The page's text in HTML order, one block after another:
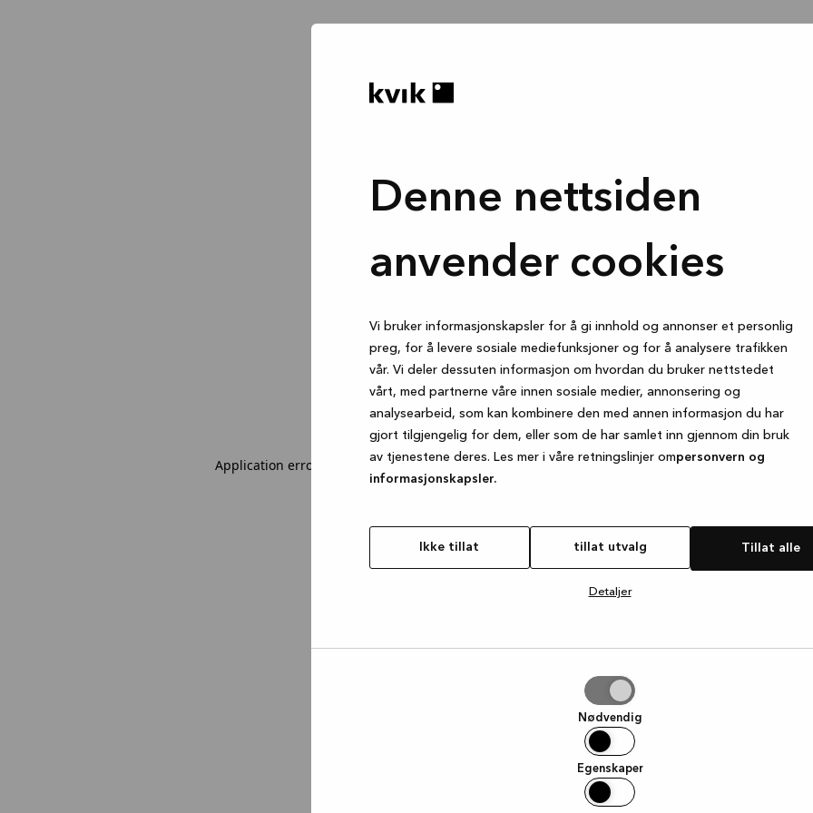
Denne nettsiden
anvender cookies
Vi bruker informasjonskapsler for å gi innhold og annonser et personlig
preg, for å levere sosiale mediefunksjoner og for å analysere trafikken
vår. Vi deler dessuten informasjon om hvordan du bruker nettstedet
vårt, med partnerne våre innen sosiale medier, annonsering og
analysearbeid, som kan kombinere den med annen informasjon du har
gjort tilgjengelig for dem, eller som de har samlet inn gjennom din bruk
av tjenestene deres. Les mer i våre retningslinjer ompersonvern og
informasjonskapsler.
Ikke tillat tillat utvalg Tillat alle
Detaljer
Nødvendig
Egenskaper
Application error: a client-side exception has occurred while loadingwww.kvik.no (see the